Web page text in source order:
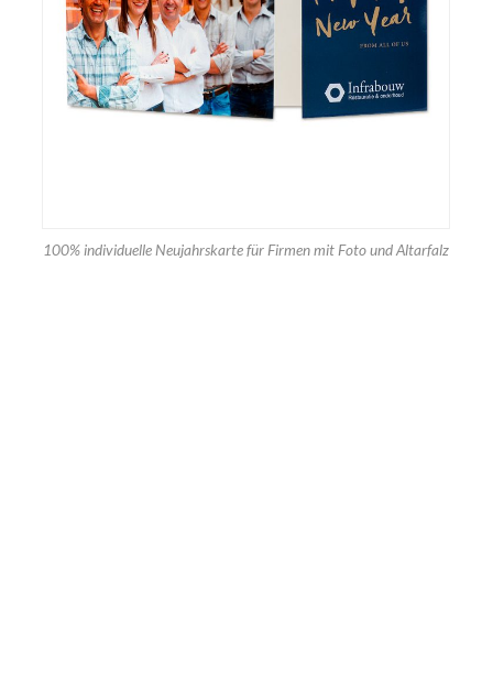
100% individuelle Neujahrskarte für Firmen mit Foto und Altarfalz